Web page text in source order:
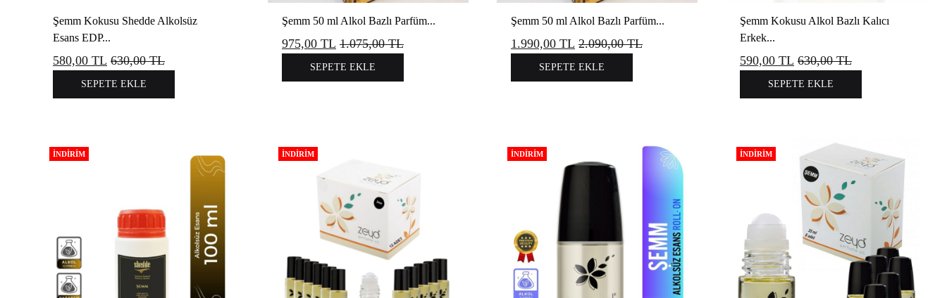
Şemm Kokusu Shedde Alkolsüz
Esans EDP...
580,00 TL 630,00TL
SEPETE EKLE
Şemm 50 ml Alkol Bazlı Parfüm...
975,00 TL 1.075,00TL
SEPETE EKLE
Şemm 50 ml Alkol Bazlı Parfüm...
1.990,00 TL 2.090,00TL
SEPETE EKLE
Şemm Kokusu Alkol Bazlı Kalıcı
Erkek...
590,00 TL 630,00TL
SEPETE EKLE
İNDIRIM İNDIRIM İNDIRIM İNDIRIM